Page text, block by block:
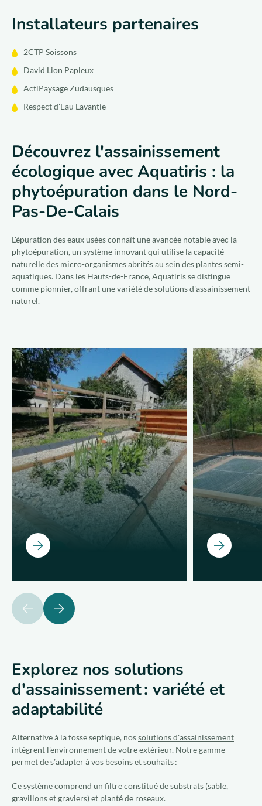
Installateurs partenaires
2CTP Soissons
David Lion Papleux
ActiPaysage Zudausques
Respect d'Eau Lavantie
Découvrez l'assainissement
écologique avec Aquatiris : la
phytoépuration dans le Nord-
Pas-De-Calais
L'épuration des eaux usées connaît une avancée notable avec la
phytoépuration, un système innovant qui utilise la capacité
naturelle des micro-organismes abrités au sein des plantes semi-
aquatiques. Dans les Hauts-de-France, Aquatiris se distingue
comme pionnier, offrant une variété de solutions d'assainissement
naturel.
précédentsuivant
Explorez nos solutions
d'assainissement : variété et
adaptabilité
Alternative à la fosse septique, nossolutions d'assainissement
intègrent l'environnement de votre extérieur. Notre gamme
permet de s’adapter à vos besoins et souhaits :
Ce système comprend un filtre constitué de substrats (sable,
gravillons et graviers) et planté de roseaux.